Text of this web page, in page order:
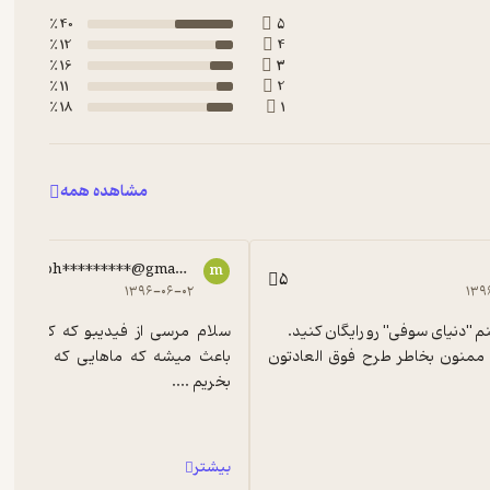
5
40 ٪
4
12 ٪
3
16 ٪
2
11 ٪
1
18 ٪
مشاهده همه
۰۲ 5
m
moh*********@gmaol.com
۱۳۹۶-۰۶-۰۲
بخریم ....
بیشتر